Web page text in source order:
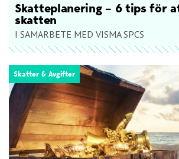
Skatteplanering – 6 tips för
skatten
I SAMARBETE MED VISMA SPCS
Skatter & Avgifter